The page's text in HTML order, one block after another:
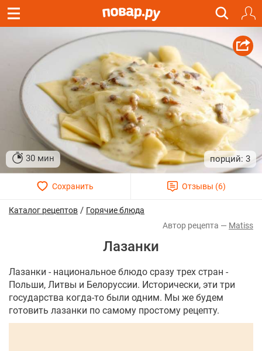
30 мин 3
Каталог рецептов / Горячие блюда
Matiss
Лазанки
Лазанки - национальное блюдо сразу трех стран -
Польши, Литвы и Белоруссии. Исторически, эти три
государства когда-то были одним. Мы же будем
готовить лазанки по самому простому рецепту.